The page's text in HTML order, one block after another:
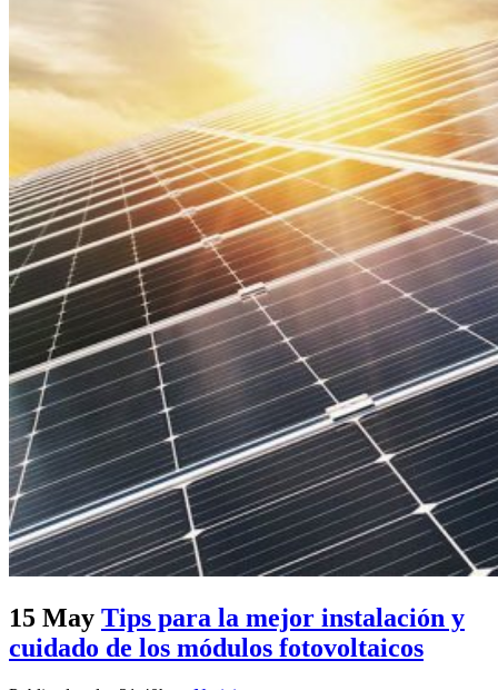
15 May Tips para la mejor instalación y
cuidado de los módulos fotovoltaicos